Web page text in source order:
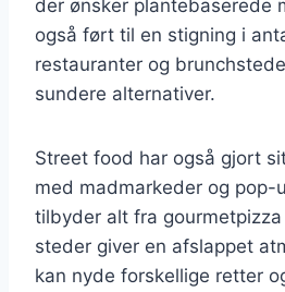
der ønsker plantebaserede
også ført til en stigning i
restauranter og
sundere alternativer.
Street food har også gjort
med madmarkeder og pop-
tilbyder alt fra
steder giver en afslappet
kan nyde forskellige retter